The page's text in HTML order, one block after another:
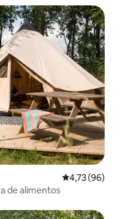
Classificação
4,73 (96)
de alimentos